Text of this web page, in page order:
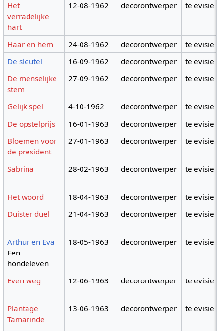
Het
verradelijke
hart
12-08-1962 decorontwerper televisie
Haar en hem 24-08-1962 decorontwerper
televisie
De sleutel
16-09-1962 decorontwerper
televisie
De menselijke
stem
27-09-1962 decorontwerper televisie
Gelijk spel 4-10-1962 decorontwerper
televisie
De opstelprijs
16-01-1963 decorontwerper
televisie
Bloemen voor
de president
27-01-1963 decorontwerper televisie
Sabrina 28-02-1963 decorontwerper televisie
Het woord 18-04-1963 decorontwerper
televisie
Duister duel
21-04-1963 decorontwerper televisie
Arthur en Eva
Een
hondeleven
18-05-1963 decorontwerper televisie
Even weg 12-06-1963 decorontwerper televisie
Plantage
Tamarinde
13-06-1963 decorontwerper televisie